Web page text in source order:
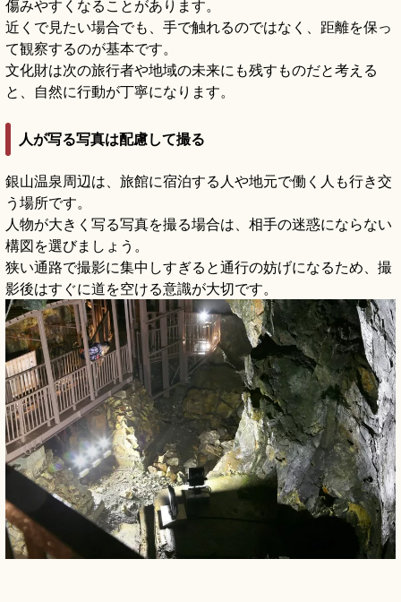
傷みやすくなることがあります。
近くで見たい場合でも、手で触れるのではなく、距離を保っ
て観察するのが基本です。
文化財は次の旅行者や地域の未来にも残すものだと考える
と、自然に行動が丁寧になります。
人が写る写真は配慮して撮る
銀山温泉周辺は、旅館に宿泊する人や地元で働く人も行き交
う場所です。
人物が大きく写る写真を撮る場合は、相手の迷惑にならない
構図を選びましょう。
狭い通路で撮影に集中しすぎると通行の妨げになるため、撮
影後はすぐに道を空ける意識が大切です。